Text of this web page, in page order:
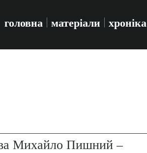
головна матеріали хроніка
Михайло Пишний –